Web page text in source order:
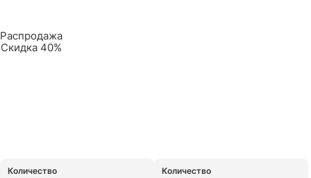
Распродажа
Скидка 40%
Количество
Количество